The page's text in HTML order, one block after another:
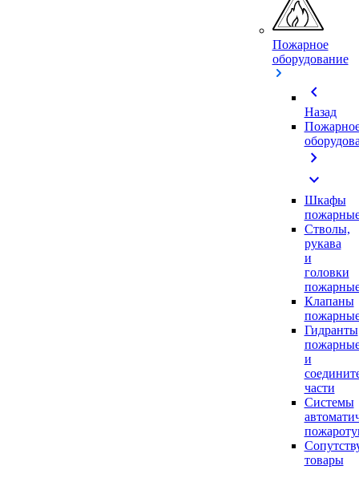
Пожарное
оборудование
chevron_left
Назад
chevron_right
expand_more
Шкафы
Стволы,
рукава
и
головки
Клапаны
Гидранты
и
части
Системы
товары